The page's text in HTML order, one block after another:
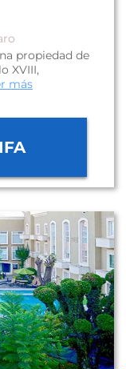
propiedad de
XVIII,
más